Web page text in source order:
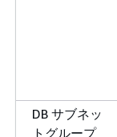
DB サブネッ
トグループ